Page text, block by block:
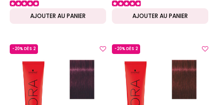
AJOUTER AU PANIER AJOUTER AU PANIER
-20% DÈS 2 -20% DÈS 2